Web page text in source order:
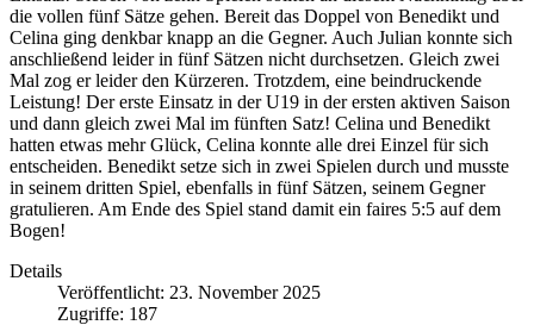
die vollen fünf Sätze gehen. Bereit das Doppel von Benedikt und
Celina ging denkbar knapp an die Gegner. Auch Julian konnte sich
anschließend leider in fünf Sätzen nicht durchsetzen. Gleich zwei
Mal zog er leider den Kürzeren. Trotzdem, eine beindruckende
Leistung! Der erste Einsatz in der U19 in der ersten aktiven Saison
und dann gleich zwei Mal im fünften Satz! Celina und Benedikt
hatten etwas mehr Glück, Celina konnte alle drei Einzel für sich
entscheiden. Benedikt setze sich in zwei Spielen durch und musste
in seinem dritten Spiel, ebenfalls in fünf Sätzen, seinem Gegner
gratulieren. Am Ende des Spiel stand damit ein faires 5:5 auf dem
Bogen!
Details
Veröffentlicht: 23. November 2025
Zugriffe: 187